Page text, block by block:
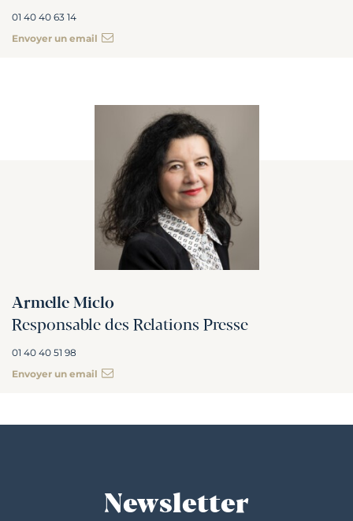
01 40 40 63 14
Envoyer un email
Armelle Miclo
Responsable des Relations Presse
01 40 40 51 98
Envoyer un email
Newsletter